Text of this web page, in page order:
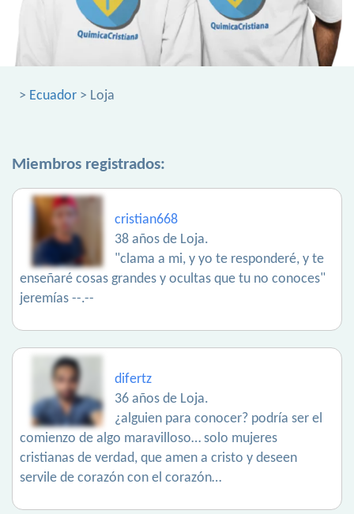
> Ecuador > Loja
Miembros registrados:
cristian668
38 años de Loja.
"clama a mi, y yo te responderé, y te
enseñaré cosas grandes y ocultas que tu no conoces"
jeremías --.--
difertz
36 años de Loja.
¿alguien para conocer? podría ser el
comienzo de algo maravilloso… solo mujeres
cristianas de verdad, que amen a cristo y deseen
servile de corazón con el corazón…